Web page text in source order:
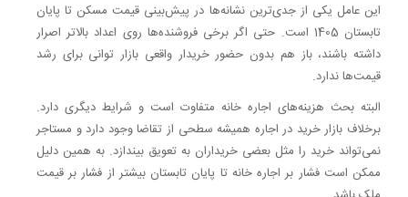
این عامل یکی از جدی‌ترین نشانه‌ها در پیش‌بینی قیمت مسکن تا پایان
تابستان 1405 است. حتی اگر برخی فروشنده‌ها روی اعداد بالاتر اصرار
داشته باشند، باز هم بدون حضور خریدار واقعی بازار توانی برای رشد
قیمت‌ها ندارد.
البته بحث هزینه‌های اجاره خانه متفاوت است و شرایط دیگری دارد.
برخلاف بازار خرید در اجاره همیشه سطحی از تقاضا وجود دارد و مستاجر
نمی‌تواند خرید را مثل بعضی خریداران به تعویق بیندازد. به همین دلیل
ممکن است فشار بر اجاره خانه تا پایان تابستان بیشتر از فشار بر قیمت